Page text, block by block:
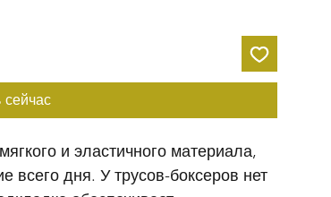
сейчас
и эластичного материала,
всего дня. У трусов-боксеров нет